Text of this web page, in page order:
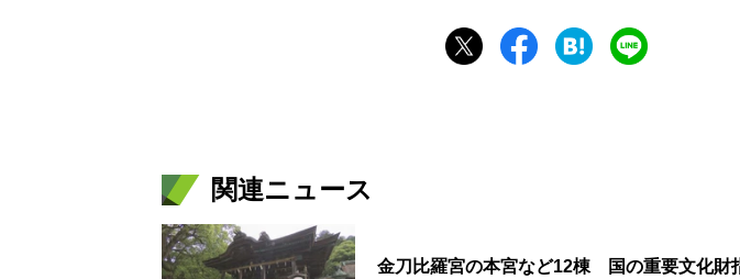
関連ニュース
金刀比羅宮の本宮など12棟 国の重要文化